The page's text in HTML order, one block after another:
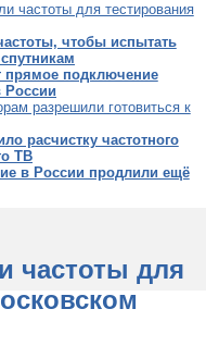
частоты для тестирования
чтобы испытать
прямое подключение
разрешили готовиться к
расчистку частотного
ТВ
в России продлили ещё
частоты для